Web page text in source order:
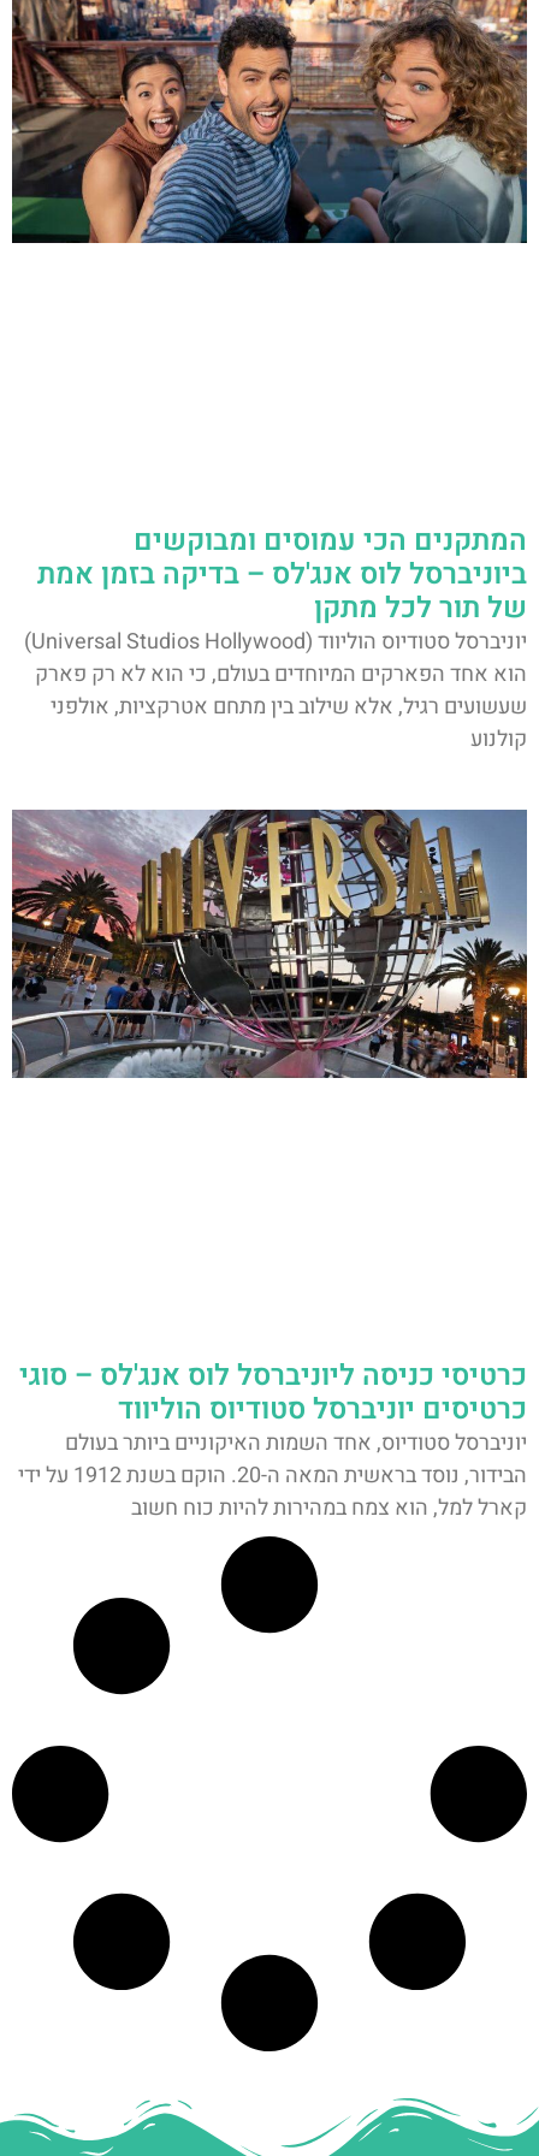
המתקנים הכי עמוסים ומבוקשים
ביוניברסל לוס אנג'לס – בדיקה בזמן אמת
של תור לכל מתקן
יוניברסל סטודיוס הוליווד (Universal Studios Hollywood)
הוא אחד הפארקים המיוחדים בעולם, כי הוא לא רק פארק
שעשועים רגיל, אלא שילוב בין מתחם אטרקציות, אולפני
קולנוע
כרטיסי כניסה ליוניברסל לוס אנג'לס – סוגי
כרטיסים יוניברסל סטודיוס הוליווד
יוניברסל סטודיוס, אחד השמות האיקוניים ביותר בעולם
הבידור, נוסד בראשית המאה ה-20. הוקם בשנת 1912 על ידי
קארל למל, הוא צמח במהירות להיות כוח חשוב